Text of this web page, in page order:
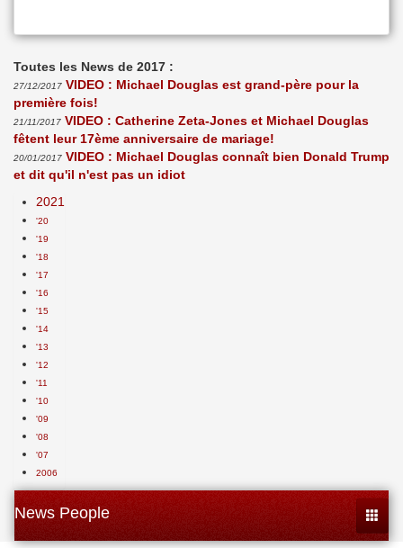
Toutes les News de 2017 :
27/12/2017 VIDEO : Michael Douglas est grand-père pour la
première fois!
21/11/2017 VIDEO : Catherine Zeta-Jones et Michael Douglas
fêtent leur 17ème anniversaire de mariage!
20/01/2017 VIDEO : Michael Douglas connaît bien Donald Trump
et dit qu'il n'est pas un idiot
2021
'20
'19
'18
'17
'16
'15
'14
'13
'12
'11
'10
'09
'08
'07
2006
News People